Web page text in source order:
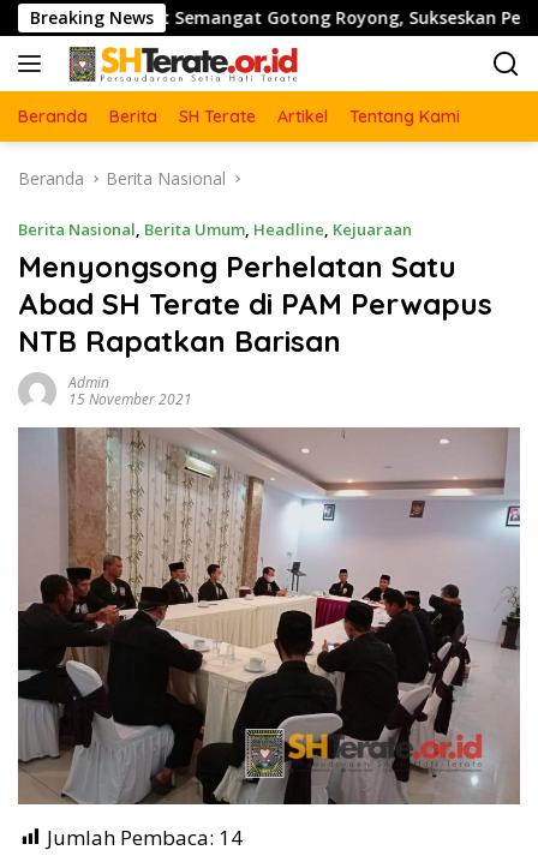
Langsung
ke
konten
Breaking News
Semangat Gotong Royong, Sukseskan Pengecoran
Beranda Berita SH Terate Artikel Tentang Kami
Beranda Berita Nasional
Berita Nasional, Berita Umum, Headline, Kejuaraan
Menyongsong Perhelatan Satu
Abad SH Terate di PAM Perwapus
NTB Rapatkan Barisan
Admin
15 November 2021
Jumlah Pembaca: 14